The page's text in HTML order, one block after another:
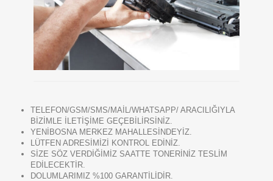
TELEFON/GSM/SMS/MAİL/WHATSAPP/ ARACILIĞIYLA
BİZİMLE İLETİŞİME GEÇEBİLİRSİNİZ.
YENİBOSNA MERKEZ MAHALLESİNDEYİZ.
LÜTFEN ADRESİMİZİ KONTROL EDİNİZ.
SİZE SÖZ VERDİĞİMİZ SAATTE TONERİNİZ TESLİM
EDİLECEKTİR.
DOLUMLARIMIZ %100 GARANTİLİDİR.